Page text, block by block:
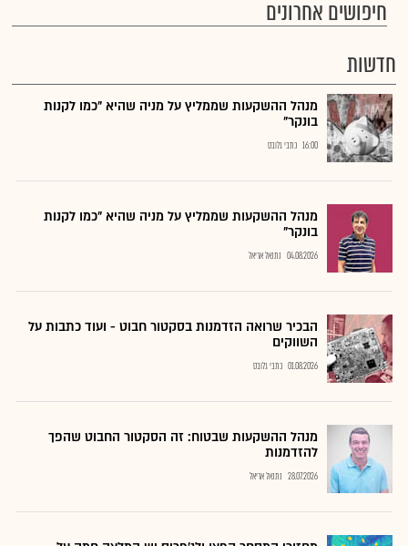
חיפושים אחרונים
חדשות
מנהל ההשקעות שממליץ על מניה שהיא "כמו לקנות
בונקר"
16:00 כתבי גלובס
מנהל ההשקעות שממליץ על מניה שהיא "כמו לקנות
בונקר"
04.08.2026 נתנאל אריאל
הבכיר שרואה הזדמנות בסקטור חבוט - ועוד כתבות על
השווקים
01.08.2026 כתבי גלובס
מנהל ההשקעות שבטוח: זה הסקטור החבוט שהפך
להזדמנות
28.07.2026 נתנאל אריאל